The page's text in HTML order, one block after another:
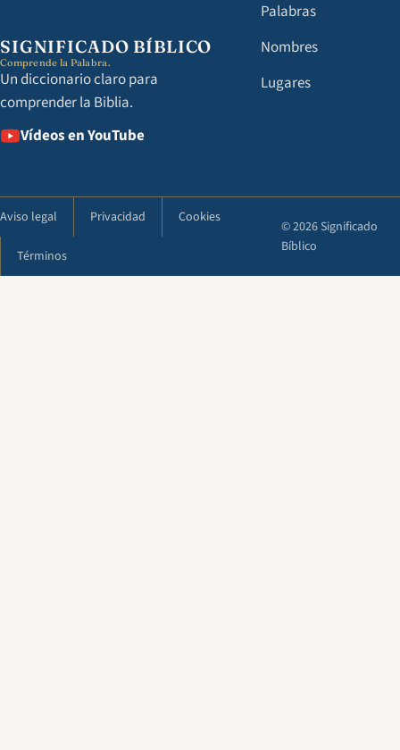
SIGNIFICADO BÍBLICO
Comprende la Palabra.
Un diccionario claro para
comprender la Biblia.
Vídeos en YouTube
Palabras
Nombres
Lugares
Aviso legal Privacidad Cookies
Términos
© 2026 Significado
Bíblico